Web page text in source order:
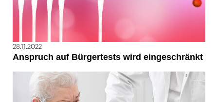
28.11.2022
Anspruch auf Bürgertests wird eingeschränkt